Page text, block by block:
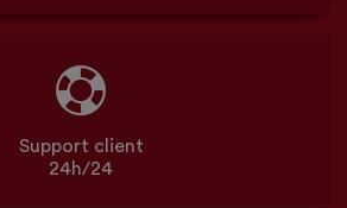
Support client
24h/24